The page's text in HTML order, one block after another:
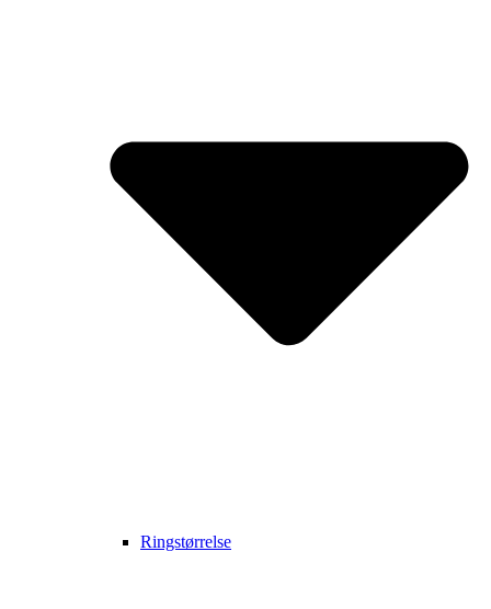
Ringstørrelse